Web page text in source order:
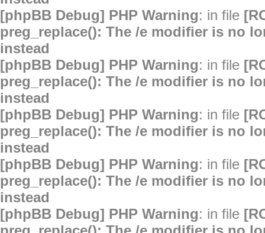
[phpBB Debug] PHP Warning: in file
preg_replace(): The /e modifier is no
instead
[phpBB Debug] PHP Warning: in file
preg_replace(): The /e modifier is no
instead
[phpBB Debug] PHP Warning: in file
preg_replace(): The /e modifier is no
instead
[phpBB Debug] PHP Warning: in file
preg_replace(): The /e modifier is no
instead
[phpBB Debug] PHP Warning: in file